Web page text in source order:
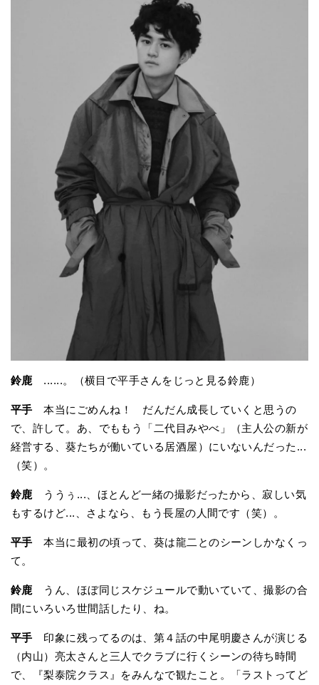
鈴鹿 ......。（横目で平手さんをじっと見る鈴鹿）
平手 本当にごめんね！ だんだん成長していくと思うの
で、許して。あ、でももう「二代目みやべ」（主人公の新が
経営する、葵たちが働いている居酒屋）にいないんだった...
（笑）。
鈴鹿 ううぅ...、ほとんど一緒の撮影だったから、寂しい気
もするけど...、さよなら、もう長屋の人間です（笑）。
平手 本当に最初の頃って、葵は龍二とのシーンしかなくっ
て。
鈴鹿 うん、ほぼ同じスケジュールで動いていて、撮影の合
間にいろいろ世間話したり、ね。
平手 印象に残ってるのは、第４話の中尾明慶さんが演じる
（内山）亮太さんと三人でクラブに行くシーンの待ち時間
で、『梨泰院クラス』をみんなで観たこと。「ラストってど